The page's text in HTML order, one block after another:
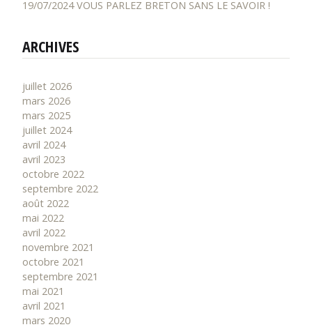
19/07/2024 VOUS PARLEZ BRETON SANS LE SAVOIR !
ARCHIVES
juillet 2026
mars 2026
mars 2025
juillet 2024
avril 2024
avril 2023
octobre 2022
septembre 2022
août 2022
mai 2022
avril 2022
novembre 2021
octobre 2021
septembre 2021
mai 2021
avril 2021
mars 2020